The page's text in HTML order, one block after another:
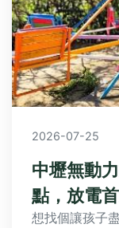
2026-07-25
中壢無動
點，放電首
想找個讓孩子